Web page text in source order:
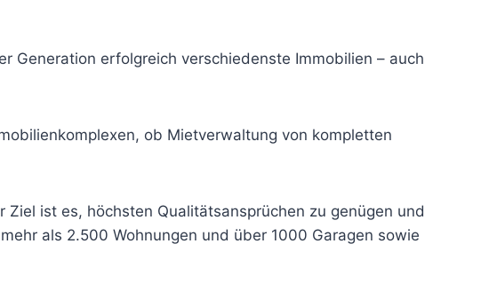
Generation erfolgreich verschiedenste Immobilien – auch
ob Mietverwaltung von kompletten
ist es, höchsten Qualitätsansprüchen zu genügen und
als 2.500 Wohnungen und über 1000 Garagen sowie